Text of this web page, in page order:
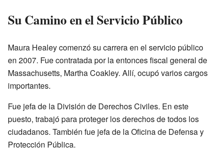
Su Camino en el Servicio Público
Maura Healey comenzó su carrera en el servicio público
en 2007. Fue contratada por la entonces fiscal general de
Massachusetts, Martha Coakley. Allí, ocupó varios cargos
importantes.
Fue jefa de la División de Derechos Civiles. En este
puesto, trabajó para proteger los derechos de todos los
ciudadanos. También fue jefa de la Oficina de Defensa y
Protección Pública.